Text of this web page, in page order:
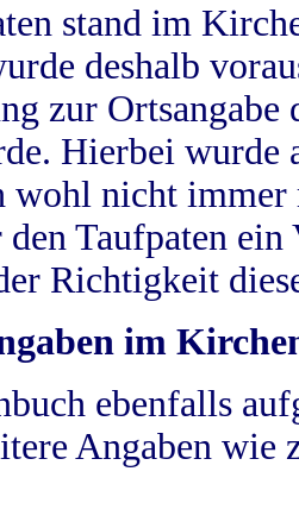
stand im
deshalb
zur
Hierbei wurde
wohl nicht
Taufpaten
Richtigkeit
im
ebenfalls
Angaben wie